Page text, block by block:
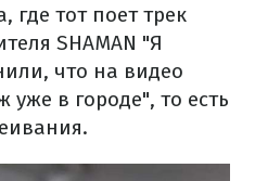
где тот поет трек
SHAMAN "Я
что на видео
в городе", то есть